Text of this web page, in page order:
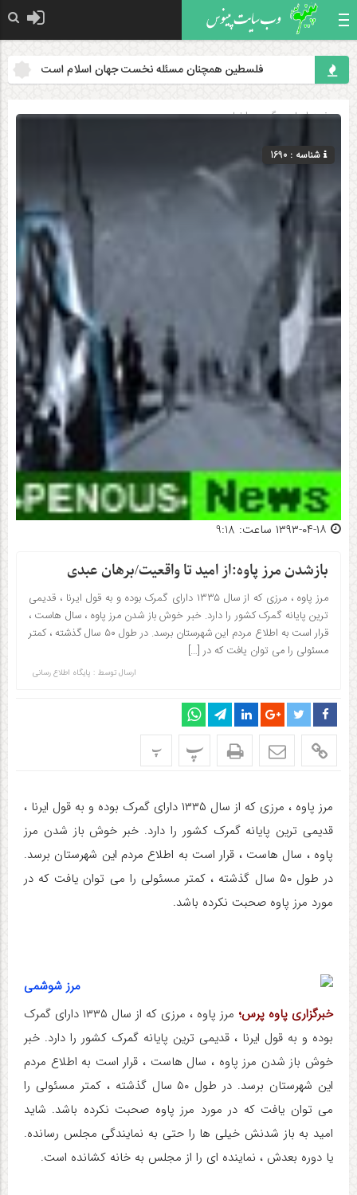
فلسطین همچنان مسئله نخست جهان اسلام است هدف
صفحه اصلی» گروه »اخبار
شناسه : 1690
بازشدن مرز پاوه:از امید تا واقعیت/برهان عبدی
مرز پاوه ، مرزی که از سال ۱۳۳۵ دارای گمرک بوده و به قول ایرنا ، قدیمی
ترین پایانه گمرک کشور را دارد. خبر خوش باز شدن مرز پاوه ، سال هاست ،
قرار است به اطلاع مردم این شهرستان برسد. در طول ۵۰ سال گذشته ، کمتر
مسئولی را می توان یافت که در […]
ارسال توسط : پایگاه اطلاع رسانی
پ پ
مرز پاوه ، مرزی که از سال ۱۳۳۵ دارای گمرک بوده و به قول ایرنا ،
قدیمی ترین پایانه گمرک کشور را دارد. خبر خوش باز شدن مرز
پاوه ، سال هاست ، قرار است به اطلاع مردم این شهرستان برسد.
در طول ۵۰ سال گذشته ، کمتر مسئولی را می توان یافت که در
مورد مرز پاوه صحبت نکرده باشد.
خبرگزاری پاوه پرس؛
مرز پاوه ، مرزی که از سال ۱۳۳۵ دارای گمرک
بوده و به قول ایرنا ، قدیمی ترین پایانه گمرک کشور را دارد. خبر
خوش باز شدن مرز پاوه ، سال هاست ، قرار است به اطلاع مردم
این شهرستان برسد. در طول ۵۰ سال گذشته ، کمتر مسئولی را
می توان یافت که در مورد مرز پاوه صحبت نکرده باشد. شاید
امید به باز شدنش خیلی ها را حتی به نمایندگی مجلس رسانده.
یا دوره بعدش ، نماینده ای را از مجلس به خانه کشانده است.